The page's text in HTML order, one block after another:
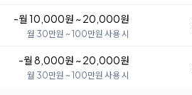
-월 10,000원 ~ 20,000원
월 30만원 ~ 100만원 사용 시
-월 8,000원 ~ 20,000원
월 30만원 ~ 100만원 사용 시